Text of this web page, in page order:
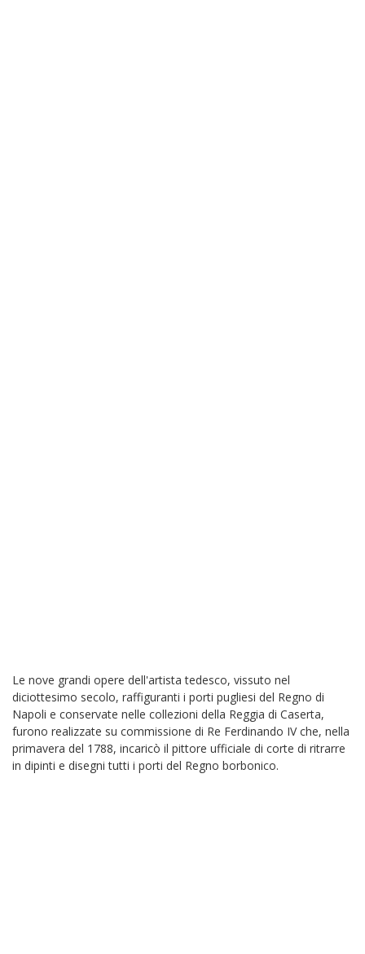
Le nove grandi opere dell'artista tedesco, vissuto nel
diciottesimo secolo, raffiguranti i porti pugliesi del Regno di
Napoli e conservate nelle collezioni della Reggia di Caserta,
furono realizzate su commissione di Re Ferdinando IV che, nella
primavera del 1788, incaricò il pittore ufficiale di corte di ritrarre
in dipinti e disegni tutti i porti del Regno borbonico.